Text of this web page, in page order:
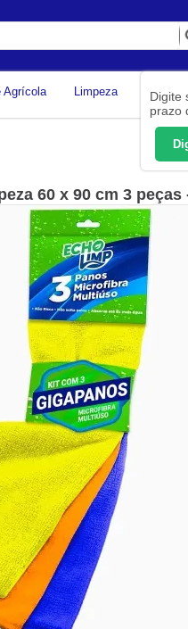
Digite
Digite
prazo
Agrícola Limpeza
60 x 90 cm 3 peças